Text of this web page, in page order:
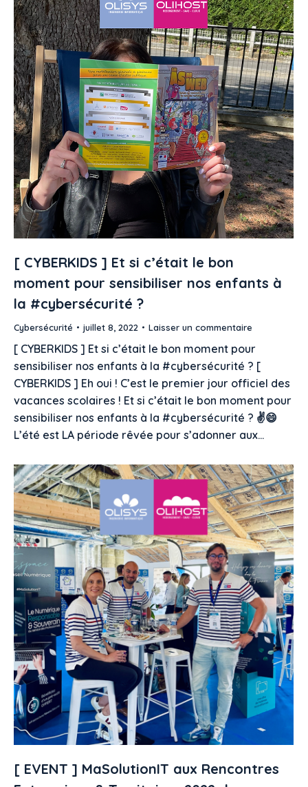
[ CYBERKIDS ] Et si c’était le bon
moment pour sensibiliser nos enfants à
la #cybersécurité ?
Cybersécurité juillet 8, 2022 Laisser un commentaire
[ CYBERKIDS ] Et si c’était le bon moment pour
sensibiliser nos enfants à la #cybersécurité ? [
CYBERKIDS ] Eh oui ! C’est le premier jour officiel des
vacances scolaires ! Et si c’était le bon moment pour
sensibiliser nos enfants à la #cybersécurité ? ✌️😄
L’été est LA période rêvée pour s’adonner aux…
[ EVENT ] MaSolutionIT aux Rencontres